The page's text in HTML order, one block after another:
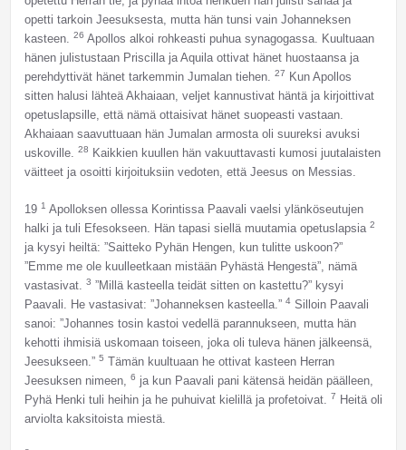
opetti tarkoin Jeesuksesta, mutta hän tunsi vain Johanneksen
kasteen. 26 Apollos alkoi rohkeasti puhua synagogassa. Kuultuaan
hänen julistustaan Priscilla ja Aquila ottivat hänet huostaansa ja
perehdyttivät hänet tarkemmin Jumalan tiehen. 27
Kun Apollos
sitten halusi lähteä Akhaiaan, veljet kannustivat häntä ja kirjoittivat
opetuslapsille, että nämä ottaisivat hänet suopeasti vastaan.
Akhaiaan saavuttuaan hän Jumalan armosta oli suureksi avuksi
uskoville. 28
Kaikkien kuullen hän vakuuttavasti kumosi juutalaisten
väitteet ja osoitti kirjoituksiin vedoten, että Jeesus on Messias.
19 1 Apolloksen ollessa Korintissa Paavali vaelsi ylänköseutujen
halki ja tuli Efesokseen. Hän tapasi siellä muutamia opetuslapsia 2
ja kysyi heiltä: ”Saitteko Pyhän Hengen, kun tulitte uskoon?”
”Emme me ole kuulleetkaan mistään Pyhästä Hengestä”, nämä
vastasivat. 3 ”Millä kasteella teidät sitten on kastettu?” kysyi
Paavali. He vastasivat: ”Johanneksen kasteella.” 4Silloin Paavali
sanoi: ”Johannes tosin kastoi vedellä parannukseen, mutta hän
kehotti ihmisiä uskomaan toiseen, joka oli tuleva hänen jälkeensä,
Jeesukseen.” 5 Tämän kuultuaan he ottivat kasteen Herran
Jeesuksen nimeen, 6 ja kun Paavali pani kätensä heidän päälleen,
Pyhä Henki tuli heihin ja he puhuivat kielillä ja profetoivat. 7
Heitä oli
arviolta kaksitoista miestä.